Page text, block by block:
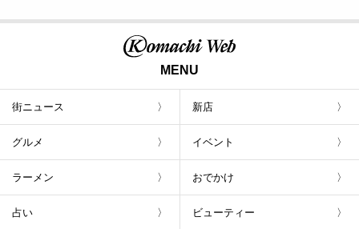
MENU
街ニュース 新店
グルメ イベント
ラーメン おでかけ
占い ビューティー